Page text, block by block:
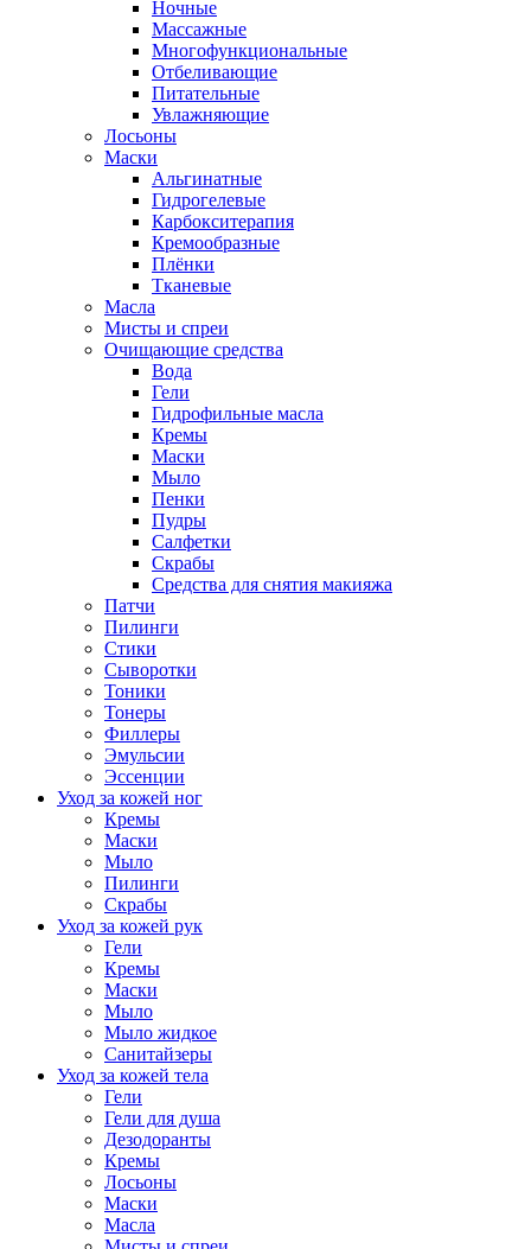
Ночные
Массажные
Многофункциональные
Отбеливающие
Питательные
Увлажняющие
Лосьоны
Маски
Альгинатные
Гидрогелевые
Карбокситерапия
Кремообразные
Плёнки
Тканевые
Масла
Мисты и спреи
Очищающие средства
Вода
Гели
Гидрофильные масла
Кремы
Маски
Мыло
Пенки
Пудры
Салфетки
Скрабы
Средства для снятия макияжа
Патчи
Пилинги
Стики
Сыворотки
Тоники
Тонеры
Филлеры
Эмульсии
Эссенции
Уход за кожей ног
Кремы
Маски
Мыло
Пилинги
Скрабы
Уход за кожей рук
Гели
Кремы
Маски
Мыло
Мыло жидкое
Санитайзеры
Уход за кожей тела
Гели
Гели для душа
Дезодоранты
Кремы
Лосьоны
Маски
Масла